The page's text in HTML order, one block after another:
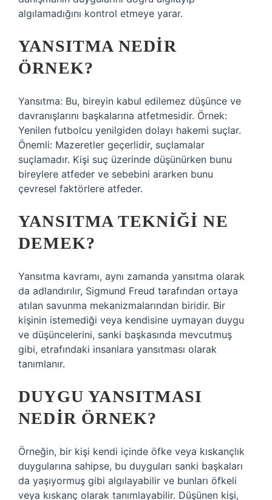
algılamadığını kontrol etmeye yarar.
YANSITMA NEDIR
ÖRNEK?
Yansıtma: Bu, bireyin kabul edilemez düşünce ve
davranışlarını başkalarına atfetmesidir. Örnek:
Yenilen futbolcu yenilgiden dolayı hakemi suçlar.
Önemli: Mazeretler geçerlidir, suçlamalar
suçlamadır. Kişi suç üzerinde düşünürken bunu
bireylere atfeder ve sebebini ararken bunu
çevresel faktörlere atfeder.
YANSITMA TEKNIĞI NE
DEMEK?
Yansıtma kavramı, aynı zamanda yansıtma olarak
da adlandırılır, Sigmund Freud tarafından ortaya
atılan savunma mekanizmalarından biridir. Bir
kişinin istemediği veya kendisine uymayan duygu
ve düşüncelerini, sanki başkasında mevcutmuş
gibi, etrafındaki insanlara yansıtması olarak
tanımlanır.
DUYGU YANSITMASI
NEDIR ÖRNEK?
Örneğin, bir kişi kendi içinde öfke veya kıskançlık
duygularına sahipse, bu duyguları sanki başkaları
da yaşıyormuş gibi algılayabilir ve bunları öfkeli
veya kıskanç olarak tanımlayabilir. Düşünen kişi,